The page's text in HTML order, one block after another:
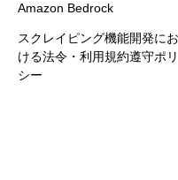
Amazon Bedrock
スクレイピング機能開発にお
ける法令・利用規約遵守ポリ
シー